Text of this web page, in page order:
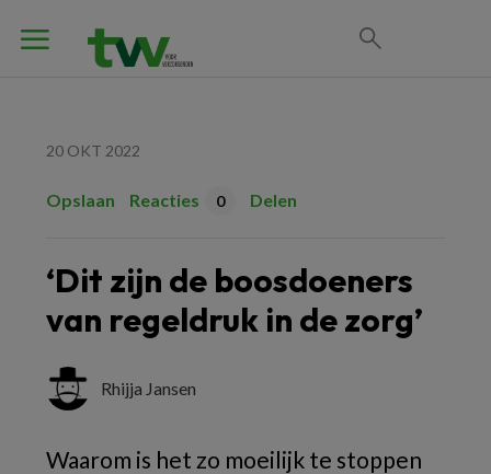
20 OKT 2022
Opslaan Reacties 0 Delen
‘Dit zijn de boosdoeners
van regeldruk in de zorg’
Rhijja Jansen
Waarom is het zo moeilijk te stoppen